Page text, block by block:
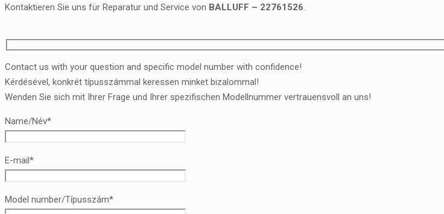
Kontaktieren Sie uns für Reparatur und Service von BALLUFF – 22761526.
Contact us with your question and specific model number with confidence!
Kérdésével, konkrét típusszámmal keressen minket bizalommal!
Wenden Sie sich mit Ihrer Frage und Ihrer spezifischen Modellnummer vertrauensvoll an uns!
Name/Név*
E-mail*
Model number/Típusszám*